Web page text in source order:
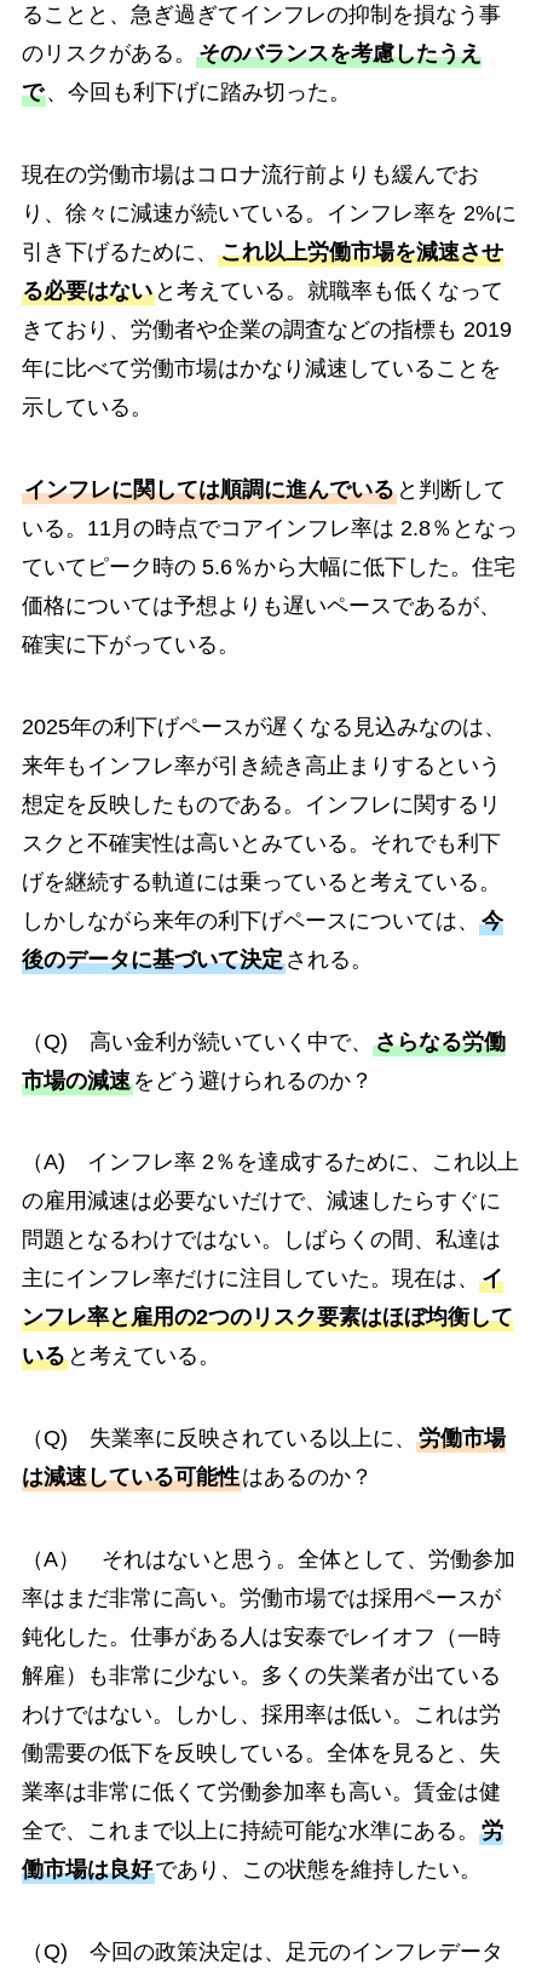
ることと、急ぎ過ぎてインフレの抑制を損なう事
のリスクがある。 そのバランスを考慮したうえ
で、今回も利下げに踏み切った。
現在の労働市場はコロナ流行前よりも緩んでお
り、徐々に減速が続いている。インフレ率を 2%に
引き下げるために、 これ以上労働市場を減速させ
る必要はないと考えている。就職率も低くなって
きており、労働者や企業の調査などの指標も 2019
年に比べて労働市場はかなり減速していることを
示している。
インフレに関しては順調に進んでいると判断して
いる。11月の時点でコアインフレ率は 2.8％となっ
ていてピーク時の 5.6％から大幅に低下した。住宅
価格については予想よりも遅いペースであるが、
確実に下がっている。
2025年の利下げペースが遅くなる見込みなのは、
来年もインフレ率が引き続き高止まりするという
想定を反映したものである。インフレに関するリ
スクと不確実性は高いとみている。それでも利下
げを継続する軌道には乗っていると考えている。
しかしながら来年の利下げペースについては、 今
後のデータに基づいて決定される。
（Q) 高い金利が続いていく中で、 さらなる労働
市場の減速をどう避けられるのか？
（A) インフレ率 2％を達成するために、これ以上
の雇用減速は必要ないだけで、減速したらすぐに
問題となるわけではない。しばらくの間、私達は
主にインフレ率だけに注目していた。現在は、 イ
ンフレ率と雇用の2つのリスク要素はほぼ均衡して
いると考えている。
（Q) 失業率に反映されている以上に、 労働市場
は減速している可能性はあるのか？
（A） それはないと思う。全体として、労働参加
率はまだ非常に高い。労働市場では採用ペースが
鈍化した。仕事がある人は安泰でレイオフ（一時
解雇）も非常に少ない。多くの失業者が出ている
わけではない。しかし、採用率は低い。これは労
働需要の低下を反映している。全体を見ると、失
業率は非常に低くて労働参加率も高い。賃金は健
全で、これまで以上に持続可能な水準にある。 労
働市場は良好であり、この状態を維持したい。
（Q) 今回の政策決定は、足元のインフレデータ